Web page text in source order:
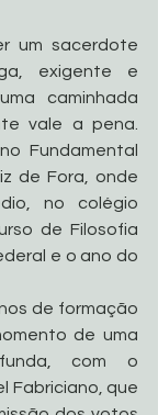
um sacerdote
exigente e
caminhada
vale a pena.
Fundamental
de Fora, onde
no colégio
de Filosofia
e o ano do
de formação
de uma
com o
Fabriciano, que